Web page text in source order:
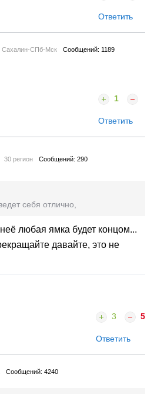
Ответить
Сахалин-СПб-Мск Сообщений: 1189
1
Ответить
30 регион Сообщений: 290
себя отлично,
любая ямка будет концом...
давайте, это не
3 5
Ответить
Сообщений: 4240